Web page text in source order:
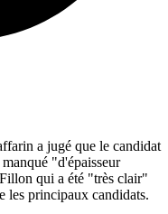
a jugé que le candidat
"d'épaisseur
qui a été "très clair"
les principaux candidats.